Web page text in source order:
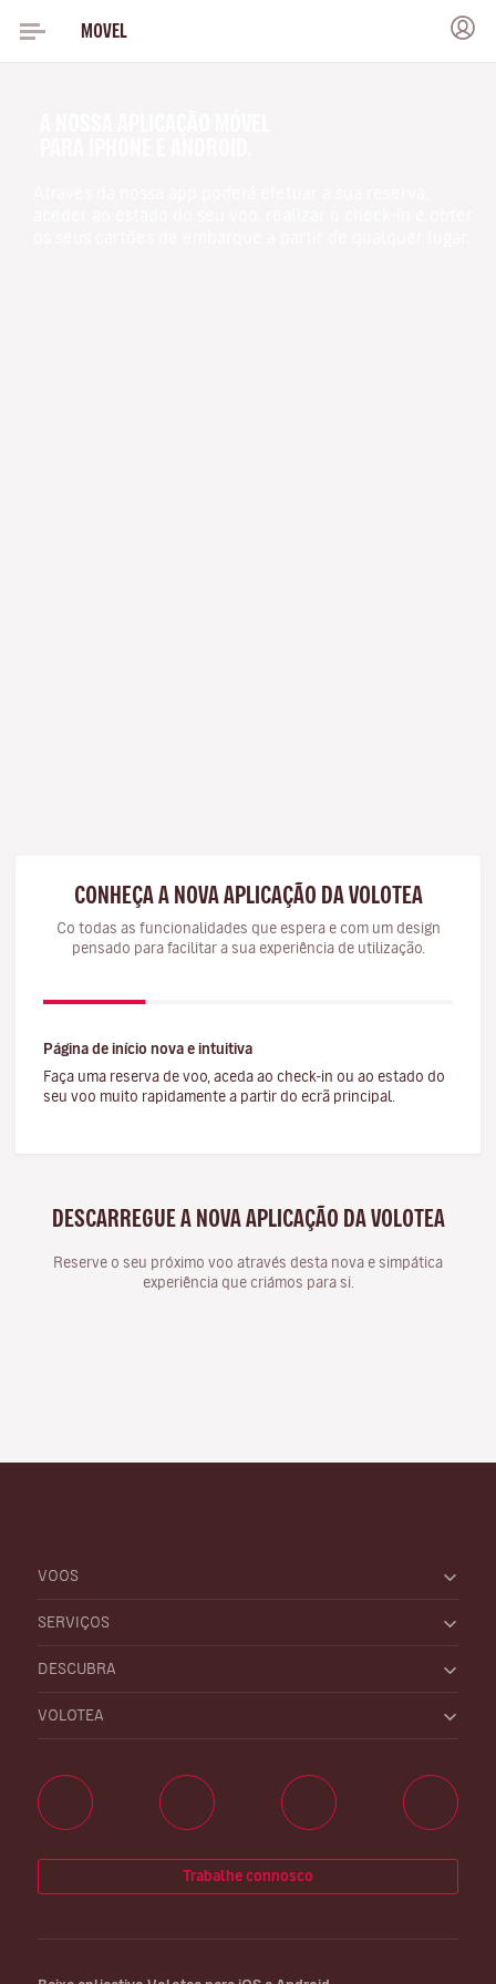
MOVEL
CONHEÇA A NOVA APLICAÇÃO DA VOLOTEA
Co todas as funcionalidades que espera e com um design
pensado para facilitar a sua experiência de utilização.
Página de início nova e intuitiva
Faça uma reserva de voo, aceda ao check-in ou ao estado do
seu voo muito rapidamente a partir do ecrã principal.
DESCARREGUE A NOVA APLICAÇÃO DA VOLOTEA
Reserve o seu próximo voo através desta nova e simpática
experiência que criámos para si.
VOOS
SERVIÇOS
DESCUBRA
VOLOTEA
Trabalhe connosco